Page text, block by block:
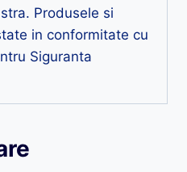
Produsele si
in conformitate cu
Siguranta